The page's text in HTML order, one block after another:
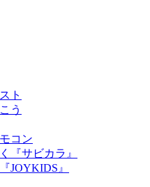
ト
う
コン
『サビカラ』
JOYKIDS』